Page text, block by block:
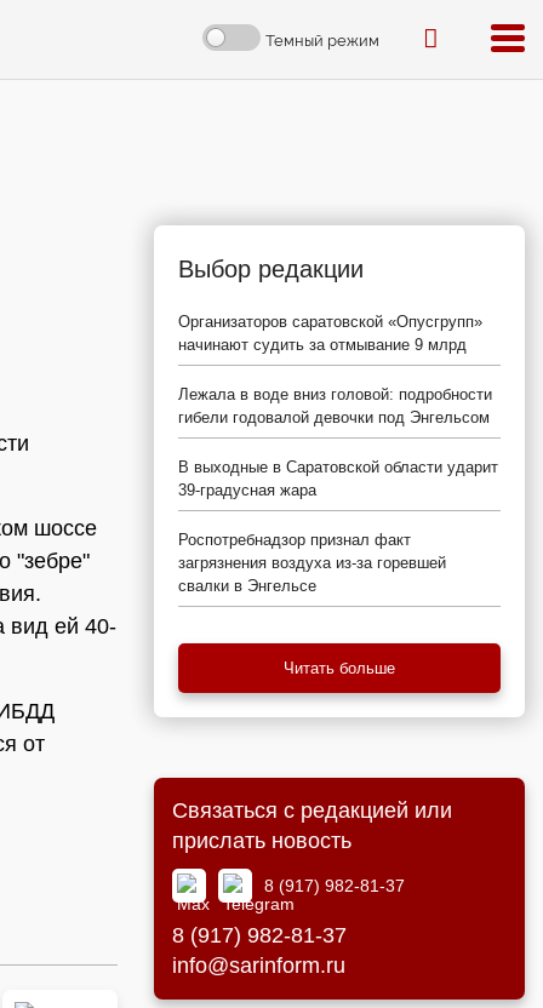
Темный режим
шоссе
"зебре"
вид ей 40-
от
Выбор редакции
Организаторов саратовской «Опусгрупп»
начинают судить за отмывание 9 млрд
Лежала в воде вниз головой: подробности
гибели годовалой девочки под Энгельсом
В выходные в Саратовской области ударит
39-градусная жара
Роспотребнадзор признал факт
загрязнения воздуха из-за горевшей
свалки в Энгельсе
Читать больше
Связаться с редакцией или
прислать новость
8 (917) 982-81-37
8 (917) 982-81-37
info@sarinform.ru